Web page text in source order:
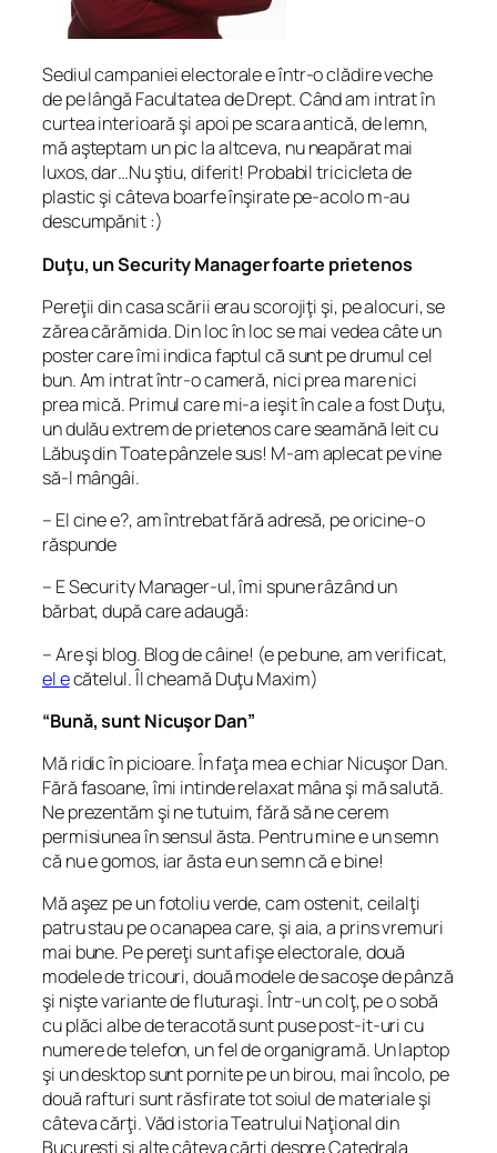
Sediul campaniei electorale e într-o clădire veche
de pe lângă Facultatea de Drept. Când am intrat în
curtea interioară şi apoi pe scara antică, de lemn,
mă aşteptam un pic la altceva, nu neapărat mai
luxos, dar…Nu ştiu, diferit! Probabil tricicleta de
plastic şi câteva boarfe înşirate pe-acolo m-au
descumpănit :)
Duţu, un Security Manager foarte prietenos
Pereţii din casa scării erau scorojiţi şi, pe alocuri, se
zărea cărămida. Din loc în loc se mai vedea câte un
poster care îmi indica faptul că sunt pe drumul cel
bun. Am intrat într-o cameră, nici prea mare nici
prea mică. Primul care mi-a ieşit în cale a fost Duţu,
un dulău extrem de prietenos care seamănă leit cu
Lăbuş din Toate pânzele sus! M-am aplecat pe vine
să-l mângâi.
– El cine e?, am întrebat fără adresă, pe oricine-o
răspunde
– E Security Manager-ul, îmi spune râzând un
bărbat, după care adaugă:
– Are şi blog. Blog de câine! (e pe bune, am verificat,
el ecătelul. Îl cheamă Duţu Maxim)
“Bună, sunt Nicuşor Dan”
Mă ridic în picioare. În faţa mea e chiar Nicuşor Dan.
Fără fasoane, îmi intinde relaxat mâna şi mă salută.
Ne prezentăm şi ne tutuim, fără să ne cerem
permisiunea în sensul ăsta. Pentru mine e un semn
că nu e gomos, iar ăsta e un semn că e bine!
Mă aşez pe un fotoliu verde, cam ostenit, ceilalţi
patru stau pe o canapea care, şi aia, a prins vremuri
mai bune. Pe pereţi sunt afişe electorale, două
modele de tricouri, două modele de sacoşe de pânză
şi nişte variante de fluturaşi. Într-un colţ, pe o sobă
cu plăci albe de teracotă sunt puse post-it-uri cu
numere de telefon, un fel de organigramă. Un laptop
şi un desktop sunt pornite pe un birou, mai încolo, pe
două rafturi sunt răsfirate tot soiul de materiale şi
câteva cărţi. Văd istoria Teatrului Naţional din
Bucureşti şi alte câteva cărţi despre Catedrala